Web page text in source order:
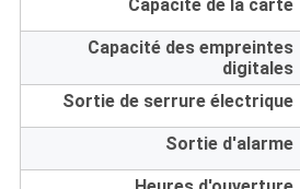
Capacité de la carte
Capacité des empreintes
digitales
Sortie de serrure électrique
Sortie d'alarme